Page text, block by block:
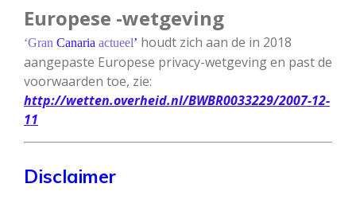
Europese -wetgeving
‘Gran Canaria actueel’ houdt zich aan de in 2018
aangepaste Europese privacy-wetgeving en past de
voorwaarden toe, zie:
http://wetten.overheid.nl/BWBR0033229/2007-12-
11
Disclaimer